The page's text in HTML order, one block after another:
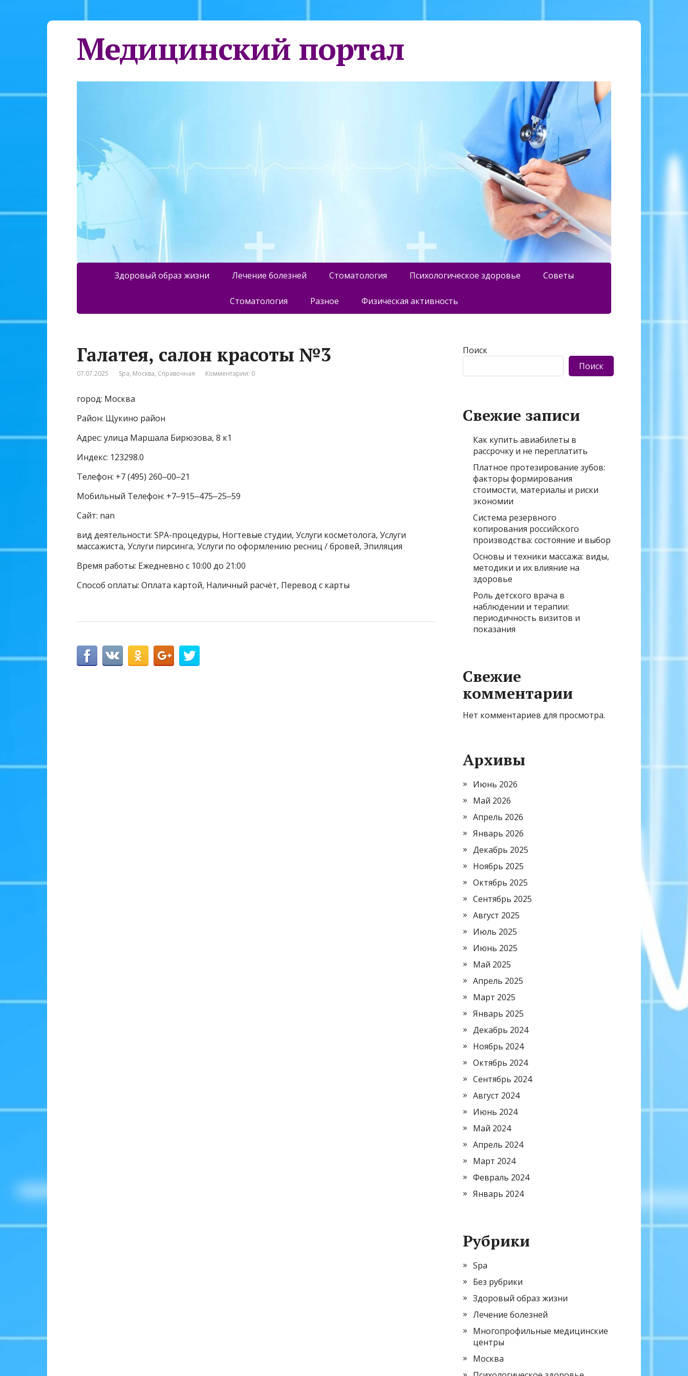
Медицинский портал
Здоровый образ жизни Лечение болезней Стоматология Психологическое здоровье Советы
Стоматология Разное Физическая активность
Галатея, салон красоты №3
07.07.2025 Spa, Москва, Справочная Комментарии: 0
город: Москва
Район: Щукино район
Адрес: улица Маршала Бирюзова, 8 к1
Индекс: 123298.0
Телефон: +7 (495) 260‒00‒21
Мобильный Телефон: +7‒915‒475‒25‒59
Сайт: nan
вид деятельности: SPA-процедуры, Ногтевые студии, Услуги косметолога, Услуги
массажиста, Услуги пирсинга, Услуги по оформлению ресниц / бровей, Эпиляция
Время работы: Ежедневно с 10:00 до 21:00
Способ оплаты: Оплата картой, Наличный расчёт, Перевод с карты
Поиск
Поиск
Свежие записи
Как купить авиабилеты в
рассрочку и не переплатить
Платное протезирование зубов:
факторы формирования
стоимости, материалы и риски
экономии
Система резервного
копирования российского
производства: состояние и выбор
Основы и техники массажа: виды,
методики и их влияние на
здоровье
Роль детского врача в
наблюдении и терапии:
периодичность визитов и
показания
Свежие
комментарии
Нет комментариев для просмотра.
Архивы
Июнь 2026
Май 2026
Апрель 2026
Январь 2026
Декабрь 2025
Ноябрь 2025
Октябрь 2025
Сентябрь 2025
Август 2025
Июль 2025
Июнь 2025
Май 2025
Апрель 2025
Март 2025
Январь 2025
Декабрь 2024
Ноябрь 2024
Октябрь 2024
Сентябрь 2024
Август 2024
Июнь 2024
Май 2024
Апрель 2024
Март 2024
Февраль 2024
Январь 2024
Рубрики
Spa
Без рубрики
Здоровый образ жизни
Лечение болезней
Многопрофильные медицинские
центры
Москва